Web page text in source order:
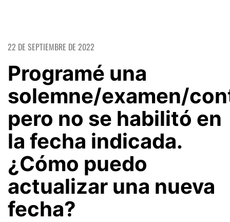
22 DE SEPTIEMBRE DE 2022
Programé una
solemne/examen/
pero no se habilitó en
la fecha indicada.
¿Cómo puedo
actualizar una nueva
fecha?